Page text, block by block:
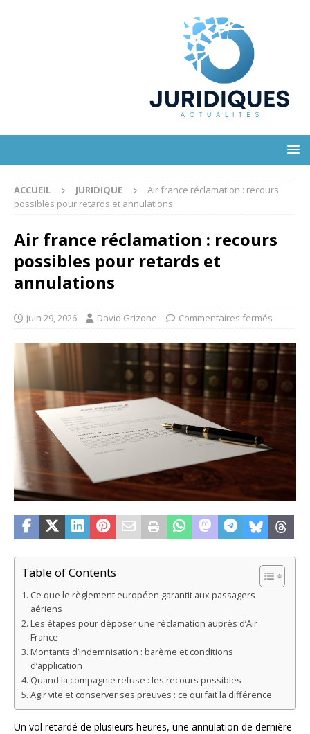
ACCUEIL JURIDIQUE
Air france réclamation : recours
possibles pour retards et annulations
Air france réclamation : recours
possibles pour retards et
annulations
juin 29, 2026 David Grizone Commentaires fermés
Table of Contents
Ce que le règlement européen garantit aux passagers
aériens
Les étapes pour déposer une réclamation auprès d’Air
France
Montants d’indemnisation : barème et conditions
d’application
Quand la compagnie refuse : les recours possibles
Agir vite et conserver ses preuves : ce qui fait la différence
Un vol retardé de plusieurs heures, une annulation de dernière